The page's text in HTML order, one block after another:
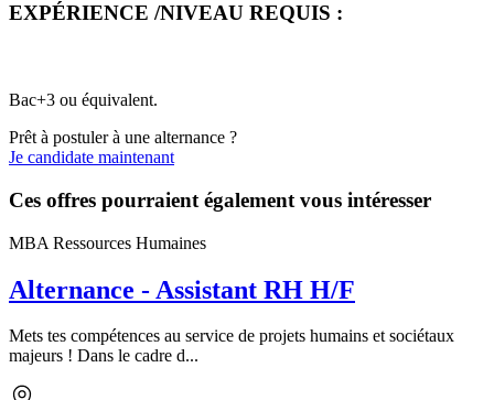
EXPÉRIENCE /NIVEAU REQUIS :
Bac+3 ou équivalent.
Prêt à postuler à une alternance ?
Je candidate maintenant
Ces offres pourraient également vous intéresser
MBA Ressources Humaines
Alternance - Assistant RH H/F
Mets tes compétences au service de projets humains et sociétaux
majeurs ! Dans le cadre d...